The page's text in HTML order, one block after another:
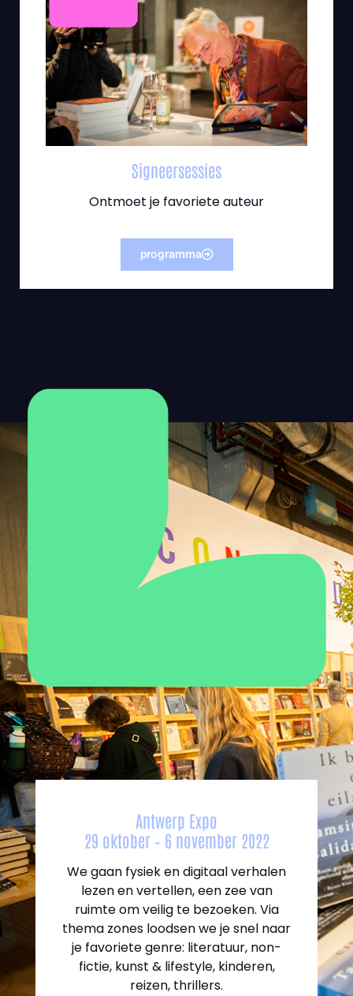
Signeersessies
Ontmoet je favoriete auteur
programma
Antwerp Expo
29 oktober – 6 november 2022
We gaan fysiek en digitaal verhalen
lezen en vertellen, een zee van
ruimte om veilig te bezoeken. Via
thema zones loodsen we je snel naar
je favoriete genre: literatuur, non-
fictie, kunst & lifestyle, kinderen,
reizen, thrillers.